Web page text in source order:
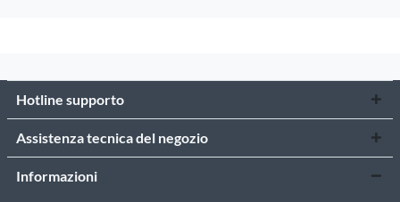
Hotline supporto
Assistenza tecnica del negozio
Informazioni